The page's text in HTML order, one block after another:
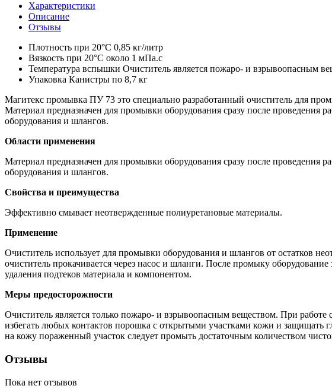
Характеристики
Описание
Отзывы
Плотность при 20°С 0,85 кг/литр
Вязкость при 20°С около 1 мПа.с
Температура вспышки Очиститель является пожаро- и взрывоопасным
Упаковка Канистры по 8,7 кг
Магитекс промывка ПУ 73 это специально разработанный очиститель для
Материал предназначен для промывки оборудования сразу после проведения
оборудования и шлангов.
Области применения
Материал предназначен для промывки оборудования сразу после проведения
оборудования и шлангов.
Свойства и преимущества
Эффективно смывает неотвержденные полиуретановые материалы.
Применение
Очиститель использует для промывки оборудования и шлангов от остатков
очиститель прокачивается через насос и шланги. После промыку
удаления подтеков материала и компонентом.
Меры предосторожности
Очиститель является только пожаро- и взрывоопасным веществом. При
избегать любых контактов порошка с открытыми участками кожи и
на кожу пораженный участок следует промыть достаточным количеством
Отзывы
Пока нет отзывов